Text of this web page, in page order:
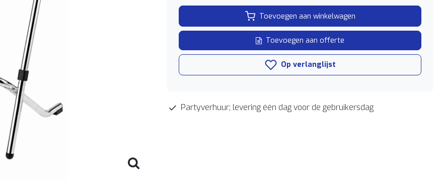
Toevoegen aan winkelwagen
Toevoegen aan offerte
Op verlanglijst
Partyverhuur; levering één dag voor de gebruikersdag